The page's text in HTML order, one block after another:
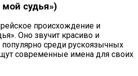
судья»)
происхождение и
Оно звучит красиво и
среди рускоязычных
современные имена для своих